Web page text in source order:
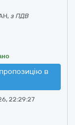
з ПДВ
в
22:29:27